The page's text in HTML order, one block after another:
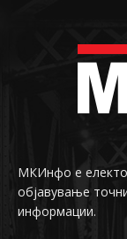
МКИнфо е
објавување
информации.